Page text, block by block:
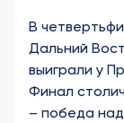
В
Дальний
выиграли у
Финал
– победа